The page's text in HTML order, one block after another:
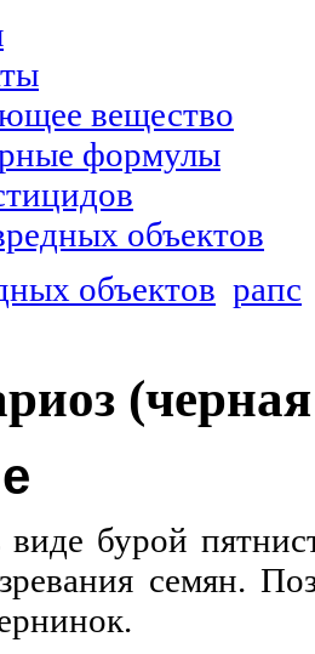
вещество
формулы
объектов
объектов рапс
виде бурой
семян.